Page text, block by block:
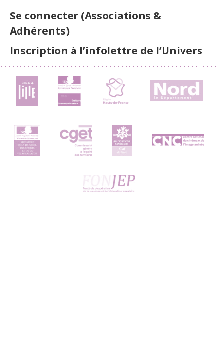
Se connecter (Associations &
Adhérents)
Inscription à l’infolettre de l’Univers